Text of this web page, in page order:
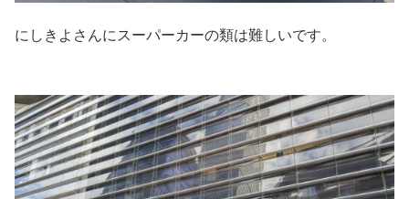
にしきよさんにスーパーカーの類は難しいです。